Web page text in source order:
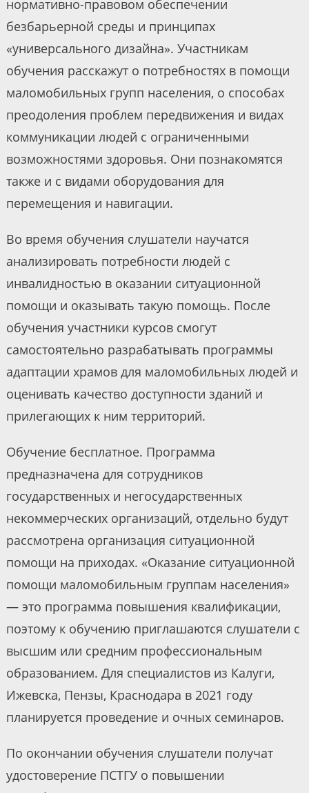
нормативно-правовом обеспечении
безбарьерной среды и принципах
«универсального дизайна». Участникам
обучения расскажут о потребностях в помощи
маломобильных групп населения, о способах
преодоления проблем передвижения и видах
коммуникации людей с ограниченными
возможностями здоровья. Они познакомятся
также и с видами оборудования для
перемещения и навигации.
Во время обучения слушатели научатся
анализировать потребности людей с
инвалидностью в оказании ситуационной
помощи и оказывать такую помощь. После
обучения участники курсов смогут
самостоятельно разрабатывать программы
адаптации храмов для маломобильных людей и
оценивать качество доступности зданий и
прилегающих к ним территорий.
Обучение бесплатное. Программа
предназначена для сотрудников
государственных и негосударственных
некоммерческих организаций, отдельно будут
рассмотрена организация ситуационной
помощи на приходах. «Оказание ситуационной
помощи маломобильным группам населения»
— это программа повышения квалификации,
поэтому к обучению приглашаются слушатели с
высшим или средним профессиональным
образованием. Для специалистов из Калуги,
Ижевска, Пензы, Краснодара в 2021 году
планируется проведение и очных семинаров.
По окончании обучения слушатели получат
удостоверение ПСТГУ о повышении